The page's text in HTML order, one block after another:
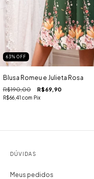
63% OFF
Blusa Romeu e Julieta Rosa
R$190,00 R$69,90
R$66,41 com Pix
DÚVIDAS
Meus pedidos